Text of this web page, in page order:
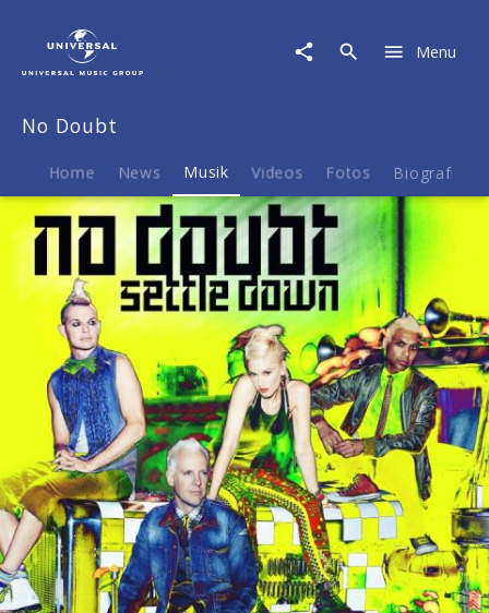
Musik
Settle
Menu
No Doubt
Home News Musik Videos Fotos Biografie